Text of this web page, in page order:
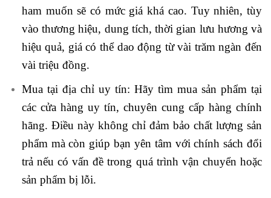
ham muốn sẽ có mức giá khá cao. Tuy nhiên, tùy
vào thương hiệu, dung tích, thời gian lưu hương và
hiệu quả, giá có thể dao động từ vài trăm ngàn đến
vài triệu đồng.
Mua tại địa chỉ uy tín: Hãy tìm mua sản phẩm tại
các cửa hàng uy tín, chuyên cung cấp hàng chính
hãng. Điều này không chỉ đảm bảo chất lượng sản
phẩm mà còn giúp bạn yên tâm với chính sách đổi
trả nếu có vấn đề trong quá trình vận chuyển hoặc
sản phẩm bị lỗi.